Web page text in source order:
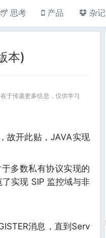
思考 产品 杂记
本)
于传递更多信息，仅供学习
故开此贴，JAVA实现
多数私有协议实现的
实现 SIP 监控域与非
消息，直到Serv